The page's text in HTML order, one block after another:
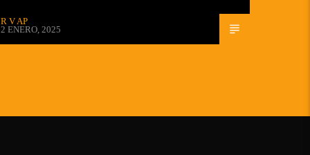
R V AP
2 ENERO, 2025